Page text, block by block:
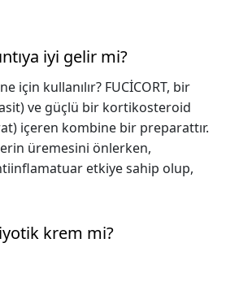
iyi gelir mi?
için kullanılır? FUCİCORT, bir
ve güçlü bir kortikosteroid
içeren kombine bir preparattır.
üremesini önlerken,
etkiye sahip olup,
krem mi?